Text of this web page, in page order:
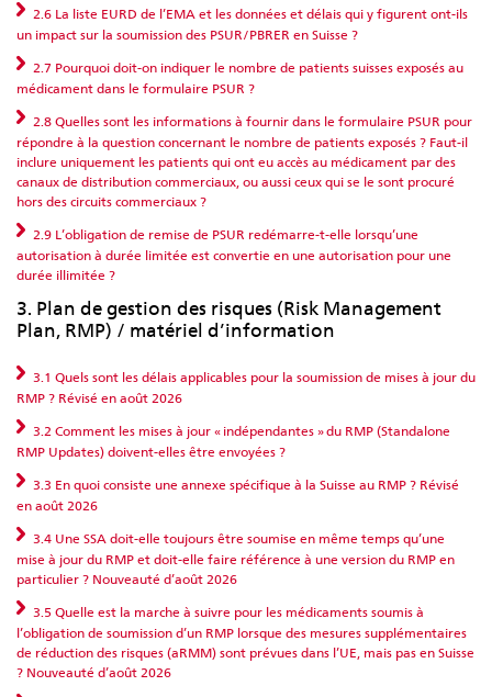
2.6 La liste EURD de l’EMA et les données et délais qui y figurent ont-ils
un impact sur la soumission des PSUR/PBRER en Suisse ?
2.7 Pourquoi doit-on indiquer le nombre de patients suisses exposés au
médicament dans le formulaire PSUR ?
2.8 Quelles sont les informations à fournir dans le formulaire PSUR pour
répondre à la question concernant le nombre de patients exposés ? Faut-il
inclure uniquement les patients qui ont eu accès au médicament par des
canaux de distribution commerciaux, ou aussi ceux qui se le sont procuré
hors des circuits commerciaux ?
2.9 L’obligation de remise de PSUR redémarre-t-elle lorsqu’une
autorisation à durée limitée est convertie en une autorisation pour une
durée illimitée ?
3. Plan de gestion des risques (Risk Management
Plan, RMP) / matériel d’information
3.1 Quels sont les délais applicables pour la soumission de mises à jour du
RMP ? Révisé en août 2026
3.2 Comment les mises à jour « indépendantes » du RMP (Standalone
RMP Updates) doivent-elles être envoyées ?
3.3 En quoi consiste une annexe spécifique à la Suisse au RMP ? Révisé
en août 2026
3.4 Une SSA doit-elle toujours être soumise en même temps qu’une
mise à jour du RMP et doit-elle faire référence à une version du RMP en
particulier ? Nouveauté d’août 2026
3.5 Quelle est la marche à suivre pour les médicaments soumis à
l’obligation de soumission d’un RMP lorsque des mesures supplémentaires
de réduction des risques (aRMM) sont prévues dans l’UE, mais pas en Suisse
? Nouveauté d’août 2026